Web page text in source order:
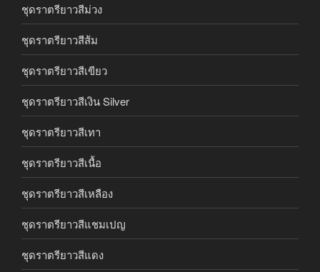
ชุดราตรียาวสีม่วง
ชุดราตรียาวสีส้ม
ชุดราตรียาวสีเขียว
ชุดราตรียาวสีเงิน Silver
ชุดราตรียาวสีเทา
ชุดราตรียาวสีเนื้อ
ชุดราตรียาวสีเหลือง
ชุดราตรียาวสีแชมเปญ
ชุดราตรียาวสีแดง